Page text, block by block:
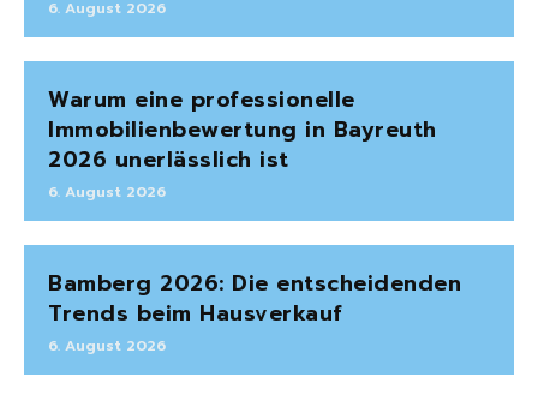
6. August 2026
Warum eine professionelle
Immobilienbewertung in Bayreuth
2026 unerlässlich ist
6. August 2026
Bamberg 2026: Die entscheidenden
Trends beim Hausverkauf
6. August 2026